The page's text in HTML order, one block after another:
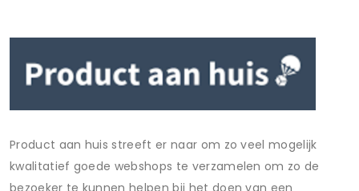
Product aan huis streeft er naar om zo veel mogelijk
kwalitatief goede webshops te verzamelen om zo de
bezoeker te kunnen helpen bij het doen van een